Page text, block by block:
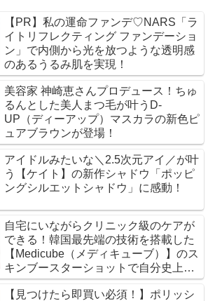
【PR】私の運命ファンデ♡NARS「ラ
イトリフレクティング ファンデーショ
ン」で内側から光を放つような透明感
のあるうるみ肌を実現！
美容家 神崎恵さんプロデュース！ちゅ
るんとした美人まつ毛が叶うD-
UP（ディーアップ）マスカラの新色ピ
ュアブラウンが登場！
アイドルみたいな＼2.5次元アイ／が叶
う【ケイト】の新作シャドウ「ポッピ
ングシルエットシャドウ」に感動！
自宅にいながらクリニック級のケアが
できる！韓国最先端の技術を搭載した
【Medicube（メディキューブ）】のス
キンブースターショットで自分史上最
高のツヤ肌に♡
【見つけたら即買い必須！】ポリッシ